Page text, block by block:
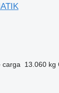
carga 13.060 kg